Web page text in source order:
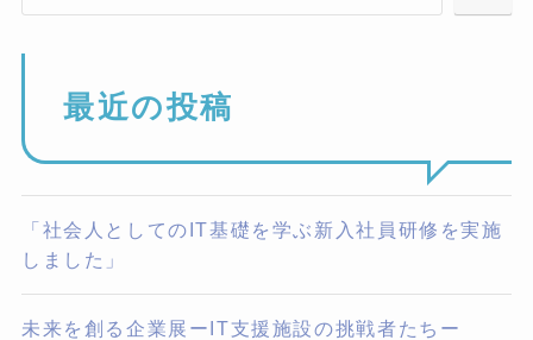
最近の投稿
「社会人としてのIT基礎を学ぶ新入社員研修を実施
しました」
未来を創る企業展ーIT支援施設の挑戦者たちー